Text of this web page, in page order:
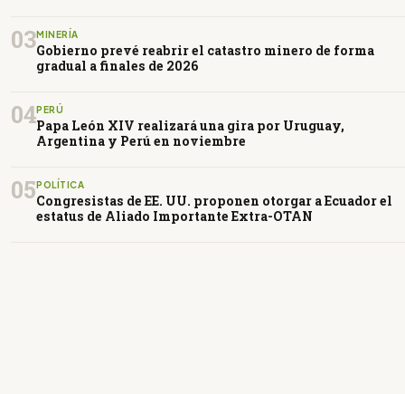
03MINERÍA
Gobierno prevé reabrir el catastro minero de forma
gradual a finales de 2026
04PERÚ
Papa León XIV realizará una gira por Uruguay,
Argentina y Perú en noviembre
05POLÍTICA
Congresistas de EE. UU. proponen otorgar a Ecuador el
estatus de Aliado Importante Extra-OTAN